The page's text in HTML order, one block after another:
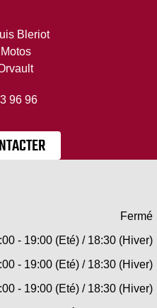
Bleriot
96 96
Fermé
- 19:00 (Eté) / 18:30 (Hiver)
- 19:00 (Eté) / 18:30 (Hiver)
- 19:00 (Eté) / 18:30 (Hiver)